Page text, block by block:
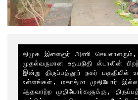
திமுக இளைஞர் அணி
முதல்வருமான உதயநிதி ஸ்டாலின்
இன்று திருப்பத்தூர் நகர் பகுதியில்
உள்ளங்கள், மகாத்மா முதியோர்
ஆதவரற்ற முதியோர்களுக்கு,